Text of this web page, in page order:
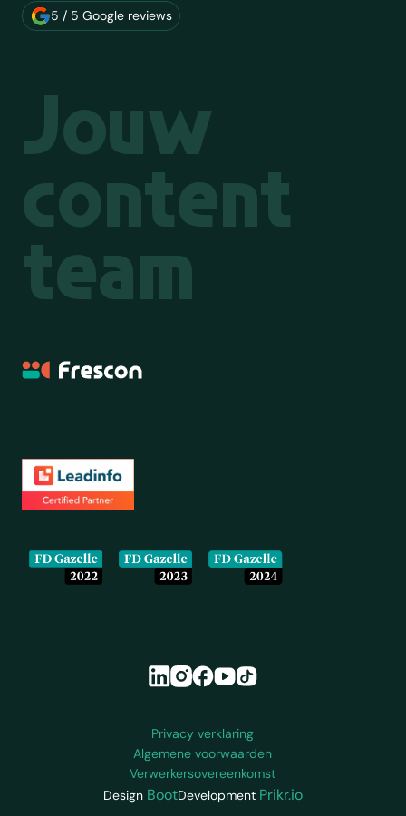
Over ons merk
5 / 5 Google reviews
Jouw
content
team
Frescon
Onze partners en erkenningen
Colofon en juridische informatie
Privacy verklaring
Algemene voorwaarden
Verwerkersovereenkomst
Design BootDevelopment Prikr.io